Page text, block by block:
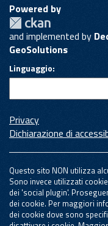
Powered by
and implemented by
GeoSolutions
Linguaggio
Privacy
Dichiarazione di
Questo sito NON utilizza
Sono invece utilizzati
dei 'social plugin'.
dei cookie. Per maggiori
dei cookie dove sono